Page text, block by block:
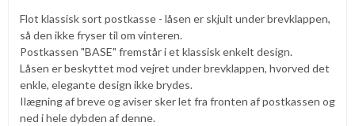
Flot klassisk sort postkasse - låsen er skjult under brevklappen,
så den ikke fryser til om vinteren.
Postkassen "BASE" fremstår i et klassisk enkelt design.
Låsen er beskyttet mod vejret under brevklappen, hvorved det
enkle, elegante design ikke brydes.
Ilægning af breve og aviser sker let fra fronten af postkassen og
ned i hele dybden af denne.